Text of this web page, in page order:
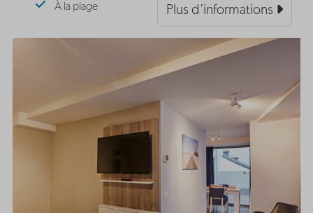
À la plage Plus d'informations